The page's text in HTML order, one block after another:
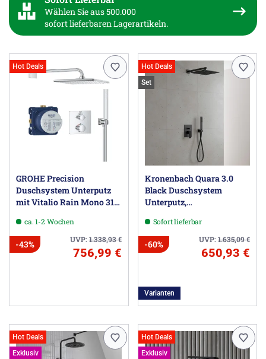
Wählen Sie aus 500.000
sofort lieferbaren Lagerartikeln.
Hot Deals
GROHE Precision
Duschsystem Unterputz
mit Vitalio Rain Mono 310,
ca. 1-2 Wochen
UVP:1.338,93€
-43%
756,99 €
Hot Deals
Set
Kronenbach Quara 3.0
Black Duschsystem
Unterputz,
Umsteller, eckig
Sofort lieferbar
UVP:1.635,09€
-60%
650,93 €
Varianten
Hot Deals
Exklusiv
Hot Deals
Exklusiv